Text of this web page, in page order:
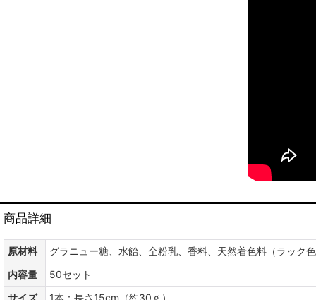
商品詳細
原材料
グラニュー糖、水飴、全粉乳、香料、天然着色料（ラック
内容量
50セット
サイズ
1本：長さ15cm（約30ｇ）